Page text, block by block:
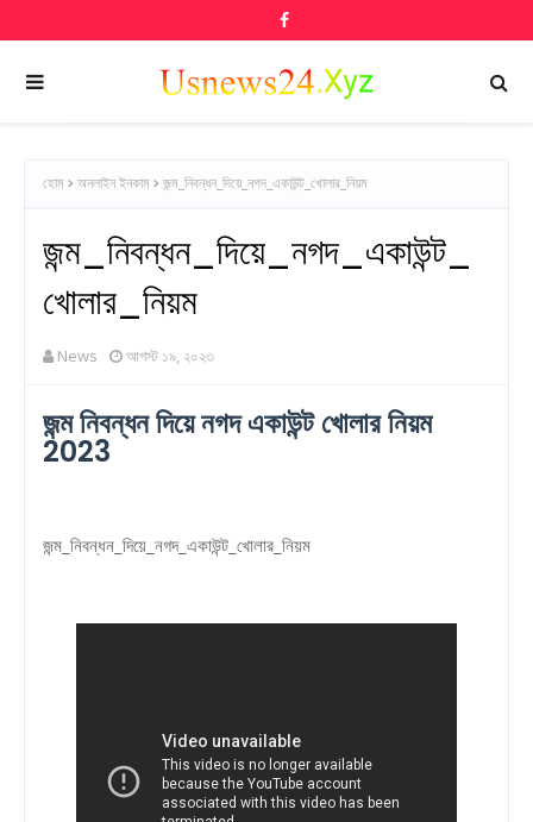
হোম অনলাইন ইনকাম জন্ম_নিবন্ধন_দিয়ে_নগদ_একাউন্ট_খোলার_নিয়ম
জন্ম_নিবন্ধন_দিয়ে_নগদ_একাউন্ট_
খোলার_নিয়ম
News আগস্ট ১৯, ২০২৩
জন্ম নিবন্ধন দিয়ে নগদ একাউন্ট খোলার নিয়ম
2023
জন্ম_নিবন্ধন_দিয়ে_নগদ_একাউন্ট_খোলার_নিয়ম